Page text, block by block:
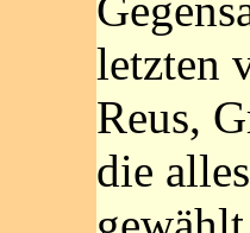
letzten
Reus,
die